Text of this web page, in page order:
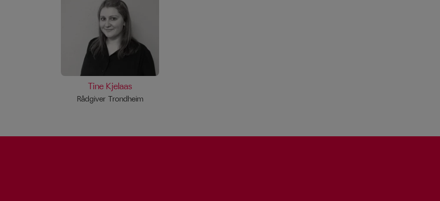
Tine Kjelaas
Rådgiver Trondheim